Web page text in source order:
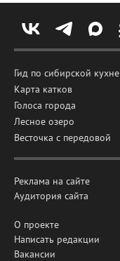
Гид по сибирской кухне
Карта катков
Голоса города
Лесное озеро
Весточка с передовой
Реклама на сайте
Аудитория сайта
О проекте
Написать редакции
Вакансии